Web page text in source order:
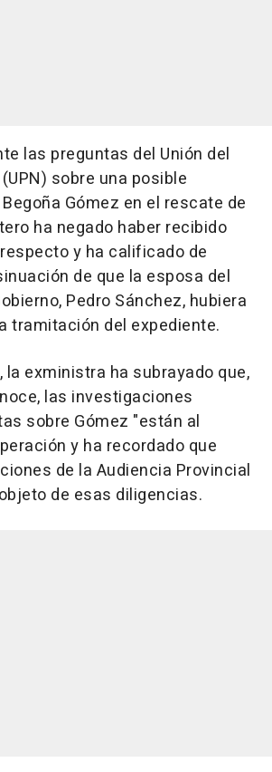
las preguntas del Unión del
sobre una posible
Gómez en el rescate de
ha negado haber recibido
y ha calificado de
de que la esposa del
Pedro Sánchez, hubiera
tramitación del expediente.
la exministra ha subrayado que,
las investigaciones
sobre Gómez "están al
y ha recordado que
de la Audiencia Provincial
de esas diligencias.